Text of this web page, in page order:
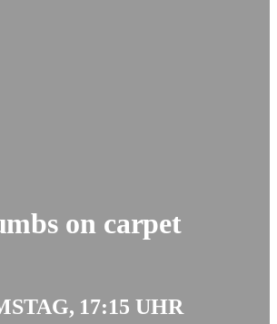
on carpet
17:15 UHR